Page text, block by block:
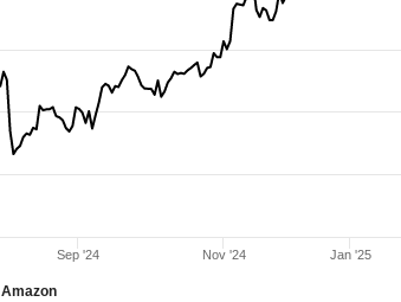
Amazon
Sep '24 Nov '24 Jan '25